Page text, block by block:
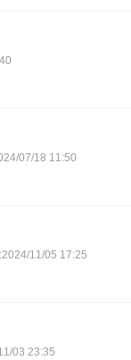
07/18 11:50
11/05 17:25
03 23:35